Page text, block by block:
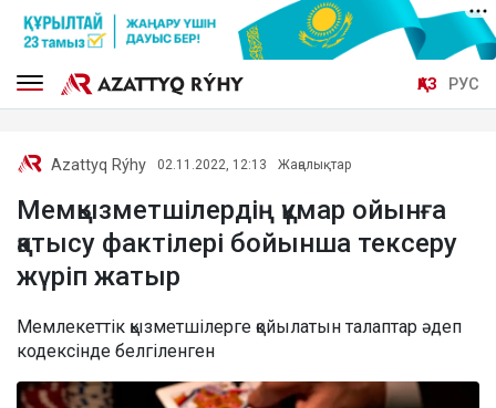
ҚАЗ РУС
Azattyq Rýhy 02.11.2022, 12:13 Жаңалықтар
Мемқызметшілердің құмар ойынға
қатысу фактілері бойынша тексеру
жүріп жатыр
Мемлекеттік қызметшілерге қойылатын талаптар әдеп
кодексінде белгіленген